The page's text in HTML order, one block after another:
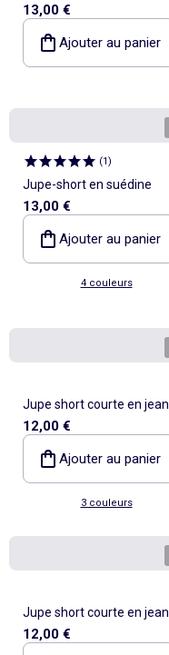
courte
13,00 €
Ajouter au panier
(1)
Jupe-short en suédine
13,00 €
Ajouter au panier
4 couleurs
Jupe short courte en jean
avec nœuds
12,00 €
Ajouter au panier
3 couleurs
Jupe short courte en jean
avec nœuds
12,00 €